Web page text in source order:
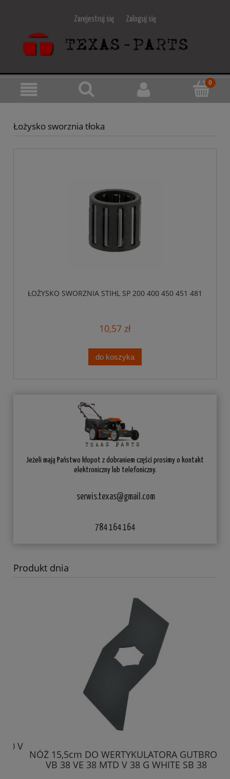
Zarejestruj się Zaloguj się
Łożysko sworznia tłoka
ŁOŻYSKO SWORZNIA STIHL SP 200 400 450 451 481
10,57 zł
do koszyka
Jeżeli mają Państwo kłopot z dobraniem części prosimy o kontakt
elektroniczny lub telefoniczny.
serwis.texas@gmail.com
784 164 164
Produkt dnia
NÓŻ 15,5cm DO WERTYKULATORA GUTBROD
VB 38 VE 38 MTD V 38 G WHITE SB 38